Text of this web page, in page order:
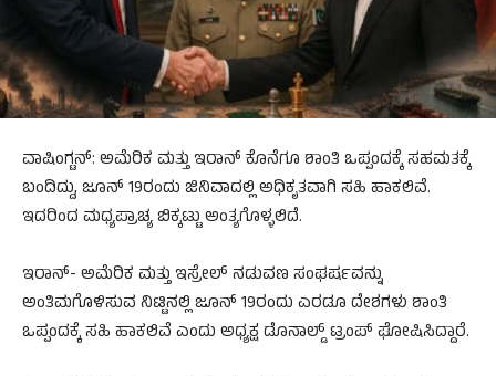
ವಾಷಿಂಗ್ಟನ್: ಅಮೆರಿಕ ಮತ್ತು ಇರಾನ್ ಕೊನೆಗೂ ಶಾಂತಿ ಒಪ್ಪಂದಕ್ಕೆ ಸಹಮತಕ್ಕೆ
ಬಂದಿದ್ದು, ಜೂನ್ 19ರಂದು ಜಿನಿವಾದಲ್ಲಿ ಅಧಿಕೃತವಾಗಿ ಸಹಿ ಹಾಕಲಿವೆ.
ಇದರಿಂದ ಮಧ್ಯಪ್ರಾಚ್ಯ ಬಿಕ್ಕಟ್ಟು ಅಂತ್ಯಗೊಳ್ಳಲಿದೆ.
ಇರಾನ್- ಅಮೆರಿಕ ಮತ್ತು ಇಸ್ರೇಲ್ ನಡುವಣ ಸಂಘರ್ಷವನ್ನು
ಅಂತಿಮಗೊಳಿಸುವ ನಿಟ್ಟಿನಲ್ಲಿ ಜೂನ್ 19ರಂದು ಎರಡೂ ದೇಶಗಳು ಶಾಂತಿ
ಒಪ್ಪಂದಕ್ಕೆ ಸಹಿ ಹಾಕಲಿವೆ ಎಂದು ಅಧ್ಯಕ್ಷ ಡೊನಾಲ್ಡ್ ಟ್ರಂಪ್ ಘೋಷಿಸಿದ್ದಾರೆ.